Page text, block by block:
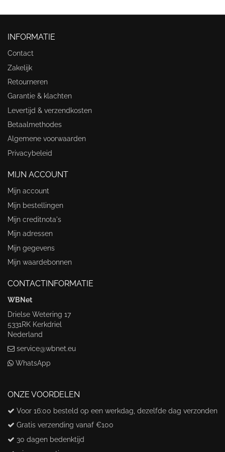
INFORMATIE
Contact
Zakelijk
Retourneren
Garantie & klachten
Levertijd & verzendkosten
Betaalmethodes
Algemene voorwaarden
Privacybeleid
MIJN ACCOUNT
Mijn account
Mijn bestellingen
Mijn creditnota's
Mijn adressen
Mijn gegevens
Mijn waardebonnen
CONTACTINFORMATIE
WBNet
Drielse Wetering 17
5331RK Kerkdriel
Nederland
service@wbnet.eu
WhatsApp
ONZE VOORDELEN
Voor 16:00 besteld op een werkdag, dezelfde dag verzonden
Gratis verzending vanaf €100
30 dagen bedenktijd